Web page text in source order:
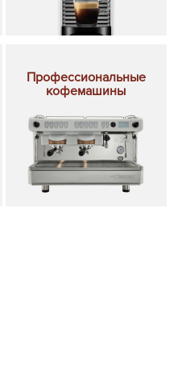
Профессиональные
кофемашины